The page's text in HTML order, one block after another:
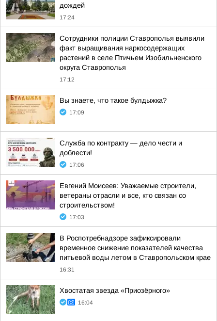
дождей
17:24
Сотрудники полиции Ставрополья выявили
факт выращивания наркосодержащих
растений в селе Птичьем Изобильненского
округа Ставрополья
17:12
Вы знаете, что такое булдыжка?
17:09
Служба по контракту — дело чести и
доблести!
17:06
Евгений Моисеев: Уважаемые строители,
ветераны отрасли и все, кто связан со
строительством!
17:03
В Роспотребнадзоре зафиксировали
временное снижение показателей качества
питьевой воды летом в Ставропольском крае
16:31
Хвостатая звезда «Приозёрного»
16:04